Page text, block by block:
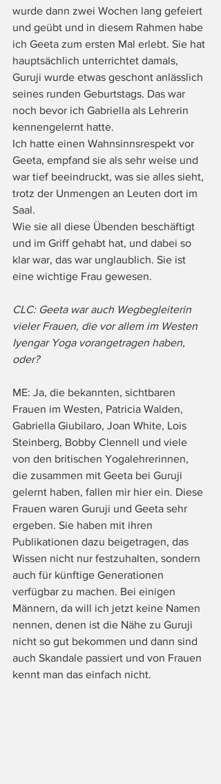
wurde dann zwei Wochen lang gefeiert
und geübt und in diesem Rahmen habe
ich Geeta zum ersten Mal erlebt. Sie hat
hauptsächlich unterrichtet damals,
Guruji wurde etwas geschont anlässlich
seines runden Geburtstags. Das war
noch bevor ich Gabriella als Lehrerin
kennengelernt hatte.
Ich hatte einen Wahnsinnsrespekt vor
Geeta, empfand sie als sehr weise und
war tief beeindruckt, was sie alles sieht,
trotz der Unmengen an Leuten dort im
Saal.
Wie sie all diese Übenden beschäftigt
und im Griff gehabt hat, und dabei so
klar war, das war unglaublich. Sie ist
eine wichtige Frau gewesen.
CLC: Geeta war auch Wegbegleiterin
vieler Frauen, die vor allem im Westen
Iyengar Yoga vorangetragen haben,
oder?
ME: Ja, die bekannten, sichtbaren
Frauen im Westen, Patricia Walden,
Gabriella Giubilaro, Joan White, Lois
Steinberg, Bobby Clennell und viele
von den britischen Yogalehrerinnen,
die zusammen mit Geeta bei Guruji
gelernt haben, fallen mir hier ein. Diese
Frauen waren Guruji und Geeta sehr
ergeben. Sie haben mit ihren
Publikationen dazu beigetragen, das
Wissen nicht nur festzuhalten, sondern
auch für künftige Generationen
verfügbar zu machen. Bei einigen
Männern, da will ich jetzt keine Namen
nennen, denen ist die Nähe zu Guruji
nicht so gut bekommen und dann sind
auch Skandale passiert und von Frauen
kennt man das einfach nicht.